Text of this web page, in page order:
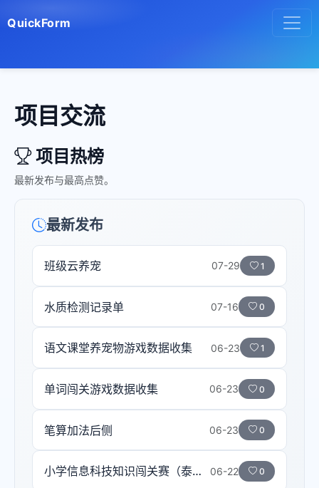
QuickForm
项目交流
项目热榜
最新发布与最高点赞。
最新发布
班级云养宠 07-29 1
水质检测记录单 07-16 0
语文课堂养宠物游戏数据收集 06-23 1
单词闯关游戏数据收集 06-23 0
笔算加法后侧 06-23 0
小学信息科技知识闯关赛（泰山版） 06-22 0